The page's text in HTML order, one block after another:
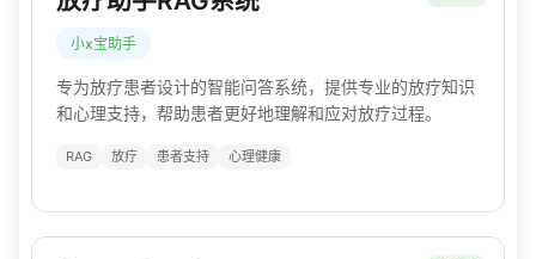
小x宝助手
专为放疗患者设计的智能问答系统，提供专业的放疗知识
和心理支持，帮助患者更好地理解和应对放疗过程。
RAG 放疗 患者支持 心理健康